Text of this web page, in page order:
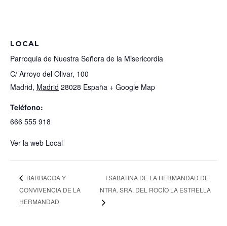
LOCAL
Parroquia de Nuestra Señora de la Misericordia
C/ Arroyo del Olivar, 100
Madrid, Madrid 28028 España + Google Map
Teléfono:
666 555 918
Ver la web Local
BARBACOA Y
CONVIVENCIA DE LA
HERMANDAD
I SABATINA DE LA HERMANDAD DE
NTRA. SRA. DEL ROCÍO LA ESTRELLA